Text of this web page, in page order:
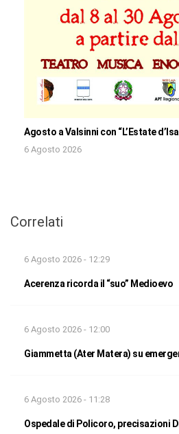
Agosto a Valsinni con “L’Estate
6 Agosto 2026
Correlati
6 Agosto 2026 - 12:29
Acerenza ricorda il “suo” Medioevo
6 Agosto 2026 - 12:00
Giammetta (Ater Matera) su
6 Agosto 2026 - 11:28
Ospedale di Policoro, precisazioni